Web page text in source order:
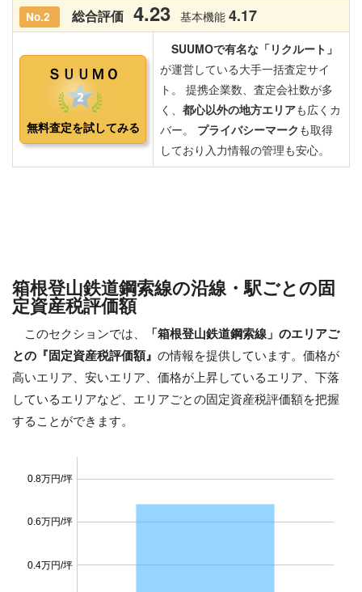
箱根登山鉄道鋼索線の沿線・駅ごとの固
定資産税評価額
このセクションでは、
「箱根登山鉄道鋼索線」のエリアご
との『固定資産税評価額』 の情報を提供しています。価格が
高いエリア、安いエリア、価格が上昇しているエリア、下落
しているエリアなど、エリアごとの固定資産税評価額を把握
することができます。
0.4万円/坪
0.6万円/坪
0.8万円/坪